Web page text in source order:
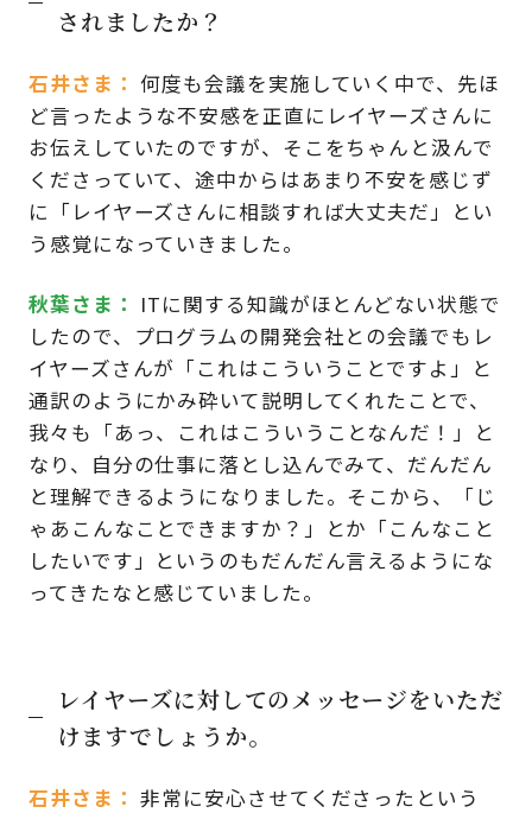
されましたか？
石井さま
何度も会議を実施していく中で、先ほ
ど言ったような不安感を正直にレイヤーズさんに
お伝えしていたのですが、そこをちゃんと汲んで
くださっていて、途中からはあまり不安を感じず
に「レイヤーズさんに相談すれば大丈夫だ」とい
う感覚になっていきました。
秋葉さま
ITに関する知識がほとんどない状態で
したので、プログラムの開発会社との会議でもレ
イヤーズさんが「これはこういうことですよ」と
通訳のようにかみ砕いて説明してくれたことで、
我々も「あっ、これはこういうことなんだ！」と
なり、自分の仕事に落とし込んでみて、だんだん
と理解できるようになりました。そこから、「じ
ゃあこんなことできますか？」とか「こんなこと
したいです」というのもだんだん言えるようにな
ってきたなと感じていました。
レイヤーズに対してのメッセージをいただ
けますでしょうか。
石井さま
非常に安心させてくださったという